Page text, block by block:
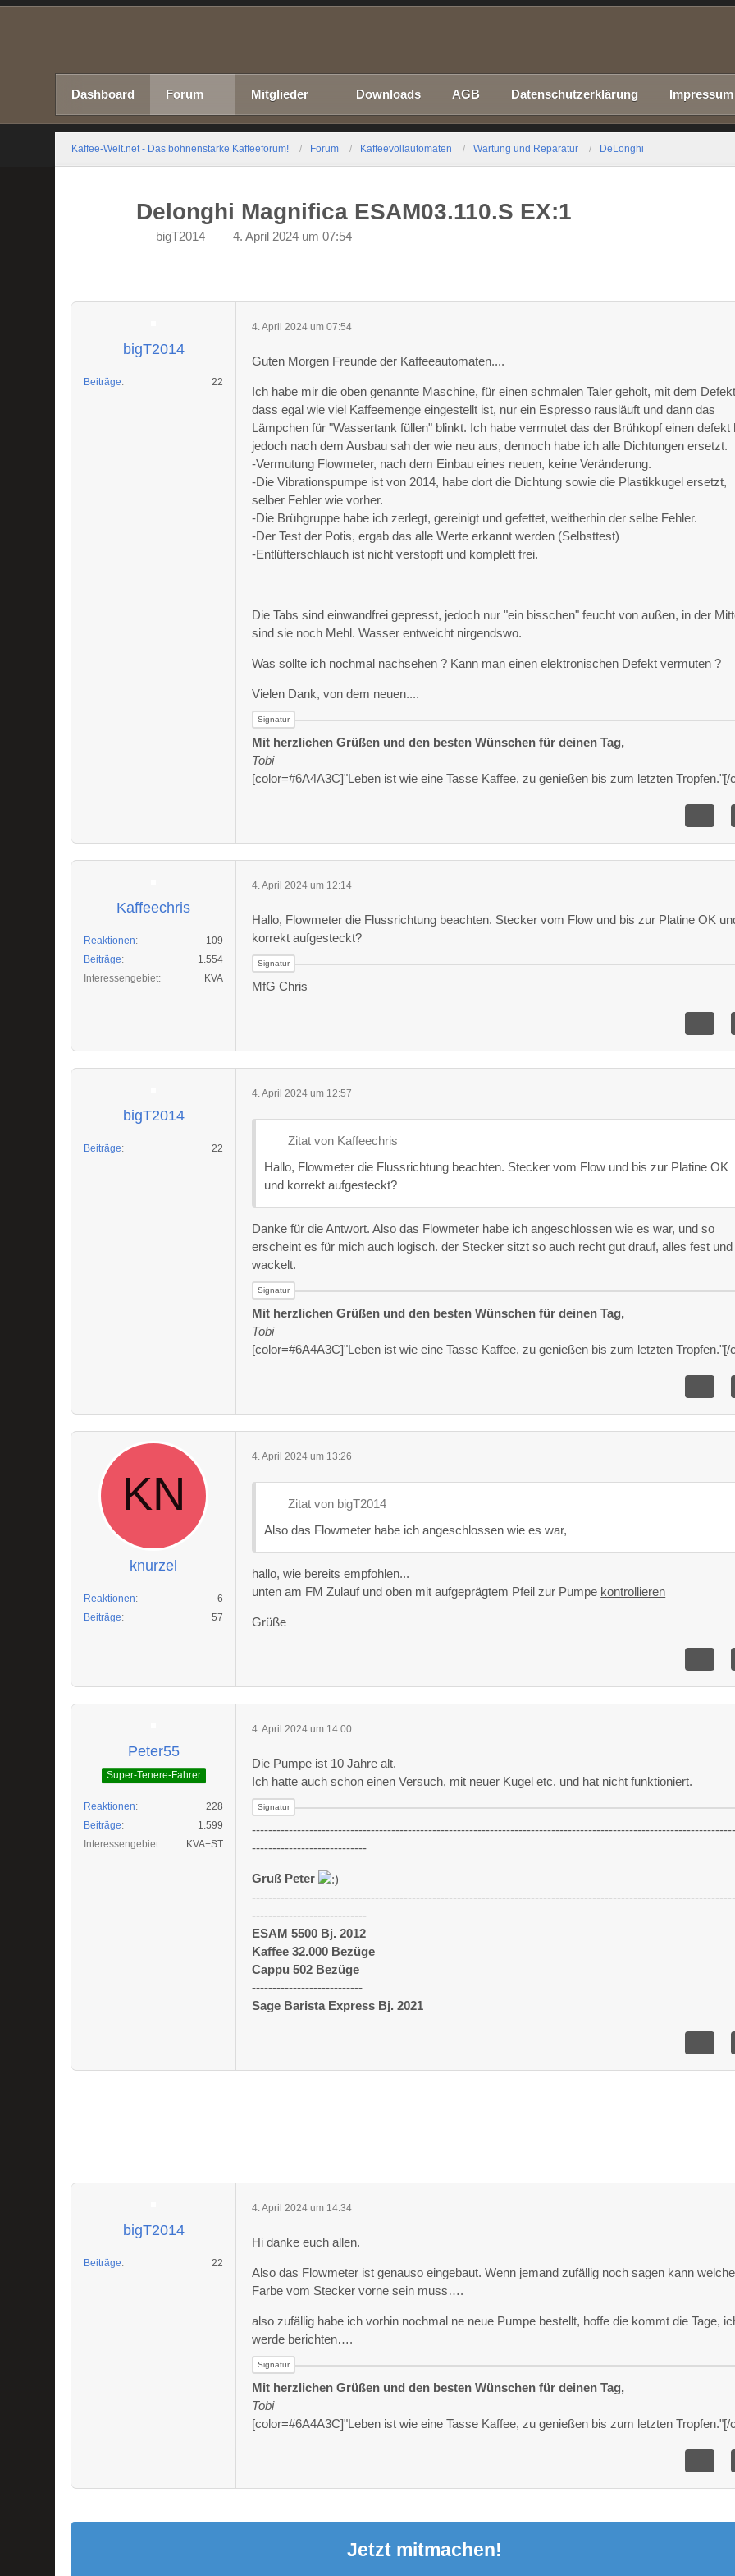
Dashboard Forum Mitglieder Downloads AGB Datenschutzerklärung Impressum
Kaffee-Welt.net - Das bohnenstarke Kaffeeforum! Forum Kaffeevollautomaten Wartung und Reparatur DeLonghi
Delonghi Magnifica ESAM03.110.S EX:1
bigT2014 4. April 2024 um 07:54
bigT2014
Beiträge 22
4. April 2024 um 07:54
Guten Morgen Freunde der Kaffeeautomaten....
Ich habe mir die oben genannte Maschine, für einen schmalen Taler geholt, mit dem
dass egal wie viel Kaffeemenge eingestellt ist, nur ein Espresso rausläuft und dann das
Lämpchen für "Wassertank füllen" blinkt. Ich habe vermutet das der Brühkopf einen defekt
jedoch nach dem Ausbau sah der wie neu aus, dennoch habe ich alle Dichtungen ersetzt.
-Vermutung Flowmeter, nach dem Einbau eines neuen, keine Veränderung.
-Die Vibrationspumpe ist von 2014, habe dort die Dichtung sowie die Plastikkugel ersetzt,
selber Fehler wie vorher.
-Die Brühgruppe habe ich zerlegt, gereinigt und gefettet, weitherhin der selbe Fehler.
-Der Test der Potis, ergab das alle Werte erkannt werden (Selbsttest)
-Entlüfterschlauch ist nicht verstopft und komplett frei.
Die Tabs sind einwandfrei gepresst, jedoch nur "ein bisschen" feucht von außen, in der
sind sie noch Mehl. Wasser entweicht nirgendswo.
Was sollte ich nochmal nachsehen ? Kann man einen elektronischen Defekt vermuten ?
Vielen Dank, von dem neuen....
Mit herzlichen Grüßen und den besten Wünschen für deinen Tag,
Tobi
[color=#6A4A3C]"Leben ist wie eine Tasse Kaffee, zu genießen bis zum letzten Tropfen."[/
Kaffeechris
Reaktionen
109
Beiträge
1.554
Interessengebiet
KVA
4. April 2024 um 12:14
Hallo, Flowmeter die Flussrichtung beachten. Stecker vom Flow und bis zur Platine OK
korrekt aufgesteckt?
MfG Chris
bigT2014
Beiträge 22
4. April 2024 um 12:57
Zitat von Kaffeechris
Hallo, Flowmeter die Flussrichtung beachten. Stecker vom Flow und bis zur Platine OK
und korrekt aufgesteckt?
Danke für die Antwort. Also das Flowmeter habe ich angeschlossen wie es war, und so
erscheint es für mich auch logisch. der Stecker sitzt so auch recht gut drauf, alles fest und
wackelt.
Mit herzlichen Grüßen und den besten Wünschen für deinen Tag,
Tobi
[color=#6A4A3C]"Leben ist wie eine Tasse Kaffee, zu genießen bis zum letzten Tropfen."[/
knurzel
Reaktionen
6
Beiträge
57
4. April 2024 um 13:26
Zitat von bigT2014
Also das Flowmeter habe ich angeschlossen wie es war,
hallo, wie bereits empfohlen...
unten am FM Zulauf und oben mit aufgeprägtem Pfeil zur Pumpe kontrollieren
Grüße
Peter55
Super-Tenere-Fahrer
Reaktionen
228
Beiträge
1.599
Interessengebiet
KVA+ST
4. April 2024 um 14:00
Die Pumpe ist 10 Jahre alt.
Ich hatte auch schon einen Versuch, mit neuer Kugel etc. und hat nicht funktioniert.
----------------------------
Gruß Peter
----------------------------
ESAM 5500 Bj. 2012
Kaffee 32.000 Bezüge
Cappu 502 Bezüge
---------------------------
Sage Barista Express Bj. 2021
bigT2014
Beiträge 22
4. April 2024 um 14:34
Hi danke euch allen.
Also das Flowmeter ist genauso eingebaut. Wenn jemand zufällig noch sagen kann welche
Farbe vom Stecker vorne sein muss….
also zufällig habe ich vorhin nochmal ne neue Pumpe bestellt, hoffe die kommt die Tage,
werde berichten….
Mit herzlichen Grüßen und den besten Wünschen für deinen Tag,
Tobi
[color=#6A4A3C]"Leben ist wie eine Tasse Kaffee, zu genießen bis zum letzten Tropfen."[/
Jetzt mitmachen!